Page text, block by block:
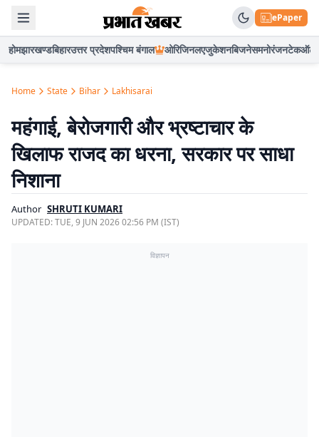
ePaper
होमझारखण्डबिहारउत्तर प्रदेशपश्चिम बंगाल ओरिजिनलएजुकेशनबिजनेसमनोरंजनटेकऑटो
Home State Bihar Lakhisarai
महंगाई, बेरोजगारी और भ्रष्टाचार के
खिलाफ राजद का धरना, सरकार पर साधा
निशाना
Author SHRUTI KUMARI
UPDATED:TUE, 9 JUN 2026 02:56 PM (IST)
विज्ञापन